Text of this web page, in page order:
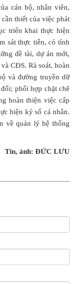
cán bộ, nhân viên,
thiết của việc phát
triển khai thực hiện
sát thực tiễn, có tính
đề tài, dự án mới,
CĐS. Rà soát, hoàn
và đường truyền dữ
phối hợp chặt chẽ
hoàn thiện việc cấp
hiện ký số cá nhân.
về quản lý hệ thống
Tin, ảnh: ĐỨC LƯU